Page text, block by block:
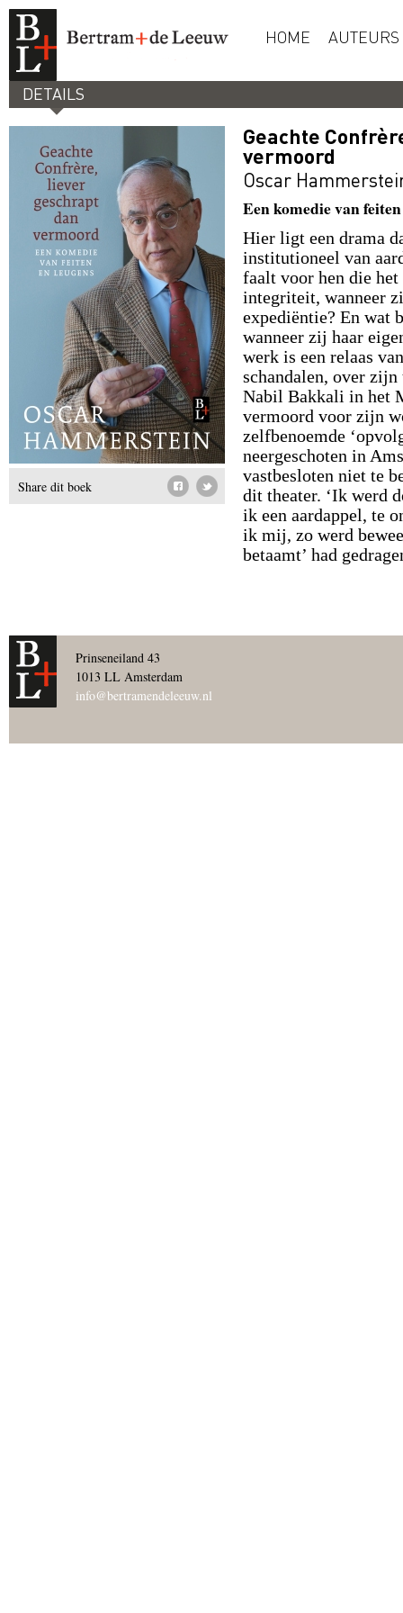
HOME AUTEURS
DETAILS
Share dit boek
Geachte
vermoord
Oscar
Een komedie van
Hier ligt een drama
institutioneel van
faalt voor hen die het
integriteit, wanneer
expediëntie? En wat
wanneer zij haar
werk is een relaas
schandalen, over
Nabil Bakkali in het
vermoord voor zijn
zelfbenoemde
neergeschoten in
vastbesloten niet te
dit theater. ‘Ik werd
ik een aardappel, te
ik mij, zo werd
betaamt’ had
Prinseneiland 43
1013 LL Amsterdam
info@bertramendeleeuw.nl